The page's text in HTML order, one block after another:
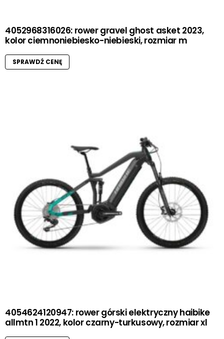
4052968316026: rower gravel ghost asket 2023,
kolor ciemnoniebiesko-niebieski, rozmiar m
SPRAWDŹ CENĘ
4054624120947: rower górski elektryczny haibike
allmtn 1 2022, kolor czarny-turkusowy, rozmiar xl